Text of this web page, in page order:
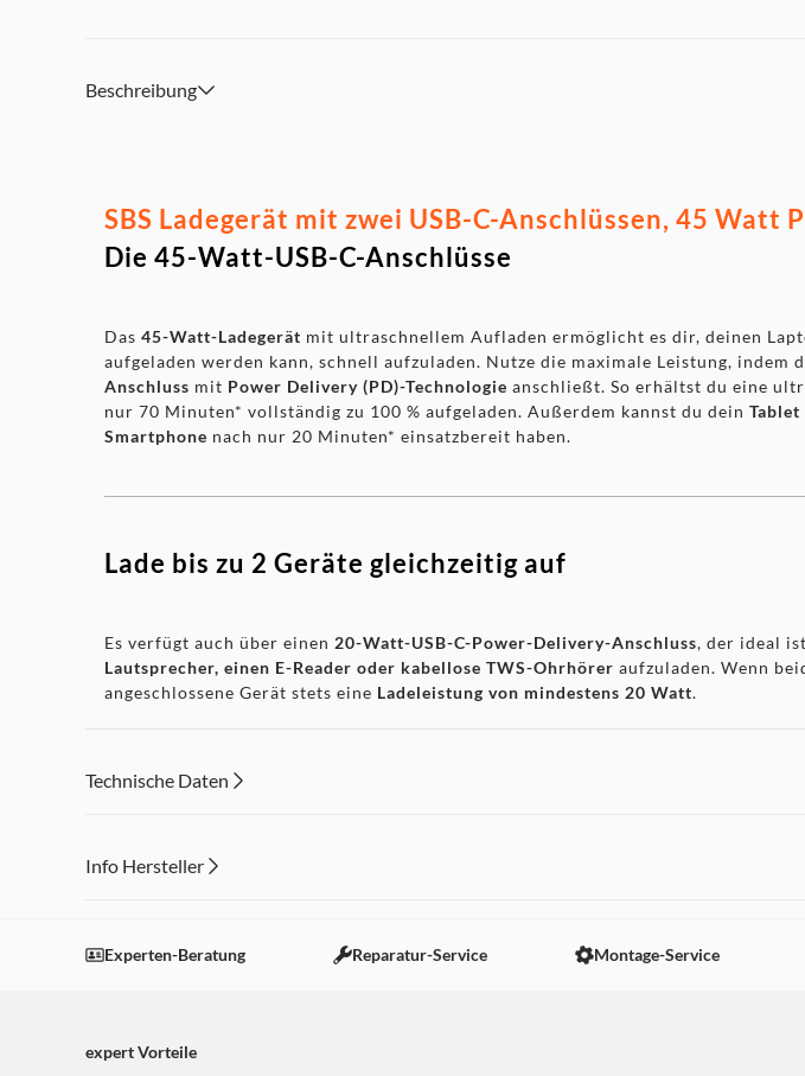
Beschreibung
SBS Ladegerät mit zwei USB-C-Anschlüssen, 45 Watt
Die 45-Watt-USB-C-Anschlüsse
Das 45-Watt-Ladegerät mit ultraschnellem Aufladen ermöglicht es dir, deinen
aufgeladen werden kann, schnell aufzuladen. Nutze die maximale Leistung, indem
Anschluss mit Power Delivery (PD)-Technologie anschließt. So erhältst du eine
nur 70 Minuten* vollständig zu 100 % aufgeladen. Außerdem kannst du dein Tablet
Smartphone nach nur 20 Minuten* einsatzbereit haben.
Lade bis zu 2 Geräte gleichzeitig auf
Es verfügt auch über einen 20-Watt-USB-C-Power-Delivery-Anschluss, der ideal
Lautsprecher, einen E-Reader oder kabellose TWS-Ohrhörer aufzuladen. Wenn
angeschlossene Gerät stets eine Ladeleistung von mindestens 20 Watt.
kompakte Design
macht es zu einem perfekten Accessoire, das du in deiner
Technische Daten
Info Hersteller
Einstellungen anpassen
Experten-Beratung Reparatur-Service Montage-Service
expert Vorteile